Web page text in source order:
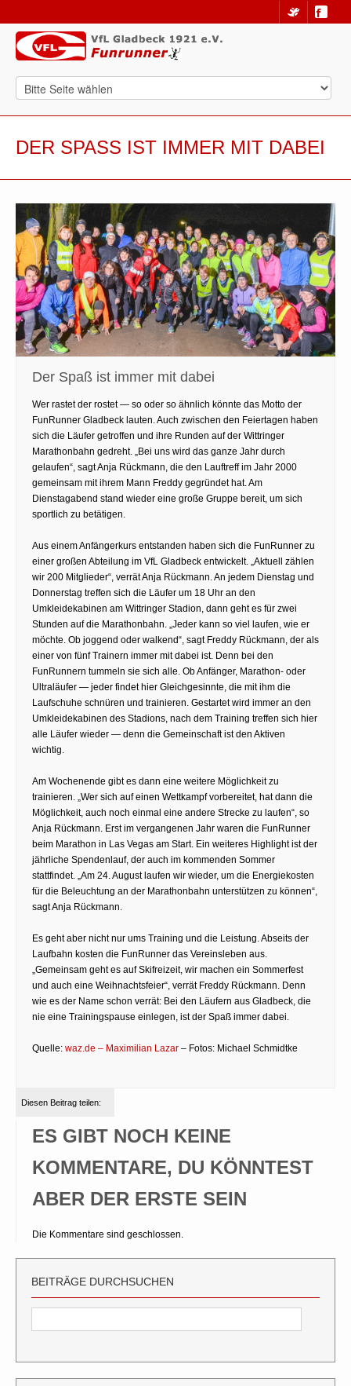
DER SPASS IST IMMER MIT DABEI
Der Spaß ist immer mit dabei
Wer rastet der rostet — so oder so ähnlich könnte das Motto der
FunRunner Gladbeck lauten. Auch zwischen den Feiertagen haben
sich die Läufer getroffen und ihre Runden auf der Wittringer
Marathonbahn gedreht. „Bei uns wird das ganze Jahr durch
gelaufen“, sagt Anja Rückmann, die den Lauftreff im Jahr 2000
gemeinsam mit ihrem Mann Freddy gegründet hat. Am
Dienstagabend stand wieder eine große Gruppe bereit, um sich
sportlich zu betätigen.
Aus einem Anfängerkurs entstanden haben sich die FunRunner zu
einer großen Abteilung im VfL Gladbeck entwickelt. „Aktuell zählen
wir 200 Mitglieder“, verrät Anja Rückmann. An jedem Dienstag und
Donnerstag treffen sich die Läufer um 18 Uhr an den
Umkleidekabinen am Wittringer Stadion, dann geht es für zwei
Stunden auf die Marathonbahn. „Jeder kann so viel laufen, wie er
möchte. Ob joggend oder walkend“, sagt Freddy Rückmann, der als
einer von fünf Trainern immer mit dabei ist. Denn bei den
FunRunnern tummeln sie sich alle. Ob Anfänger, Marathon- oder
Ultraläufer — jeder findet hier Gleichgesinnte, die mit ihm die
Laufschuhe schnüren und trainieren. Gestartet wird immer an den
Umkleidekabinen des Stadions, nach dem Training treffen sich hier
alle Läufer wieder — denn die Gemeinschaft ist den Aktiven
wichtig.
Am Wochenende gibt es dann eine weitere Möglichkeit zu
trainieren. „Wer sich auf einen Wettkampf vorbereitet, hat dann die
Möglichkeit, auch noch einmal eine andere Strecke zu laufen“, so
Anja Rückmann. Erst im vergangenen Jahr waren die FunRunner
beim Marathon in Las Vegas am Start. Ein weiteres Highlight ist der
jährliche Spendenlauf, der auch im kommenden Sommer
stattfindet. „Am 24. August laufen wir wieder, um die Energiekosten
für die Beleuchtung an der Marathonbahn unterstützen zu können“,
sagt Anja Rückmann.
Es geht aber nicht nur ums Training und die Leistung. Abseits der
Laufbahn kosten die FunRunner das Vereinsleben aus.
„Gemeinsam geht es auf Skifreizeit, wir machen ein Sommerfest
und auch eine Weihnachtsfeier“, verrät Freddy Rückmann. Denn
wie es der Name schon verrät: Bei den Läufern aus Gladbeck, die
nie eine Trainingspause einlegen, ist der Spaß immer dabei.
Quelle: waz.de – Maximilian Lazar – Fotos: Michael Schmidtke
Diesen Beitrag teilen:
ES GIBT NOCH KEINE
KOMMENTARE, DU KÖNNTEST
ABER DER ERSTE SEIN
Die Kommentare sind geschlossen.
BEITRÄGE DURCHSUCHEN